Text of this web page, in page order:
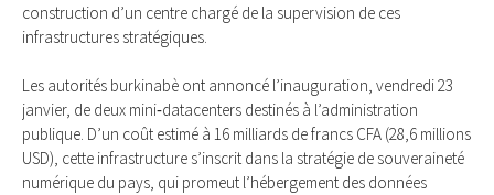
construction d’un centre chargé de la supervision de ces
infrastructures stratégiques.
Les autorités burkinabè ont annoncé l’inauguration, vendredi 23
janvier, de deux mini‑datacenters destinés à l’administration
publique. D’un coût estimé à 16 milliards de francs CFA (28,6 millions
USD), cette infrastructure s’inscrit dans la stratégie de souveraineté
numérique du pays, qui promeut l’hébergement des données